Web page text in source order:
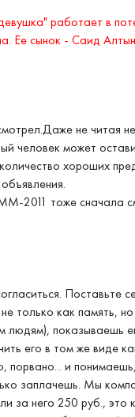
работает в
Ее сынок - Саид
не читая
человек может
хороших
2011 тоже сначала
Поставьте
только как память,
людям), показываешь
его в том же виде
порвано... и
заплачешь. Мы
за него 250 руб.,